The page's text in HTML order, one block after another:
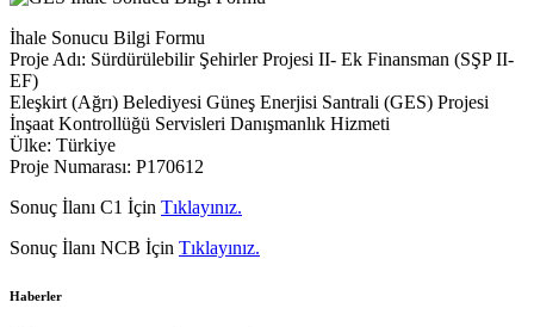
İhale Sonucu Bilgi Formu
Proje Adı: Sürdürülebilir Şehirler Projesi II- Ek Finansman (SŞP II-
EF)
Eleşkirt (Ağrı) Belediyesi Güneş Enerjisi Santrali (GES) Projesi
İnşaat Kontrollüğü Servisleri Danışmanlık Hizmeti
Ülke: Türkiye
Proje Numarası: P170612
Sonuç İlanı C1 İçin Tıklayınız.
Sonuç İlanı NCB İçin Tıklayınız.
Haberler